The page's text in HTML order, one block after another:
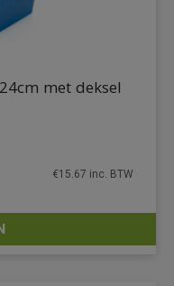
DETAILS
met deksel
€15.67 inc. BTW